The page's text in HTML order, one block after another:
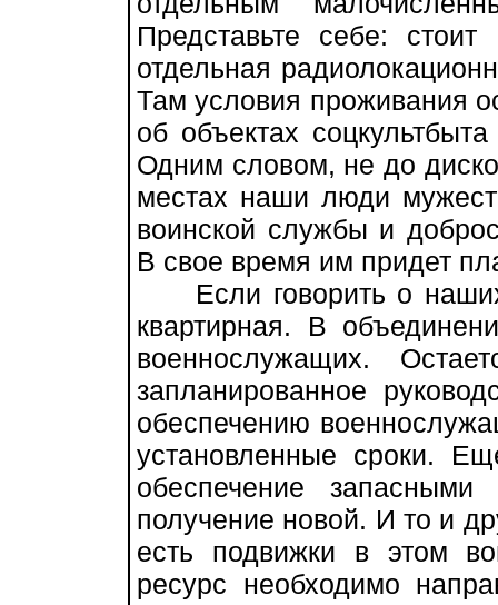
Представьте себе: стоит
отдельная
Там условия проживания
об объектах
Одним словом, не до
местах наши люди
воинской службы и
В свое время им придет
Если говорить о наших
квартирная. В
военнослужащих.
запланированное
обеспечению
установленные сроки.
обеспечение
получение новой. И то и
есть подвижки в этом
ресурс необходимо